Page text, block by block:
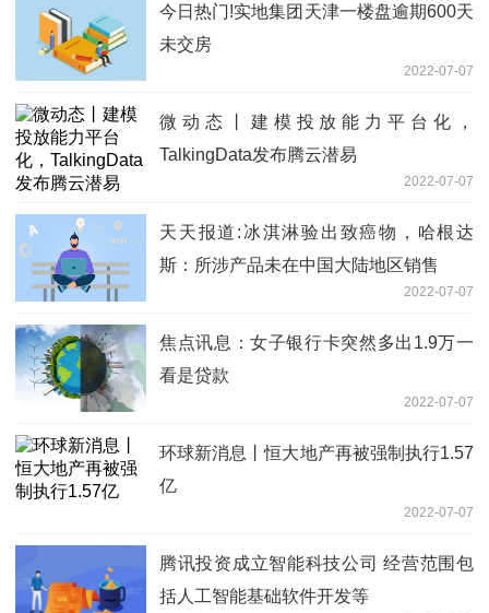
今日热门!实地集团天津一楼盘逾期600天
未交房
2022-07-07
微动态丨建模投放能力平台化，
TalkingData发布腾云潜易
2022-07-07
天天报道:​冰淇淋验出致癌物，哈根达
斯：所涉产品未在中国大陆地区销售
2022-07-07
焦点讯息：女子银行卡突然多出1.9万一
看是贷款
2022-07-07
环球新消息丨恒大地产再被强制执行1.57
亿
2022-07-07
腾讯投资成立智能科技公司 经营范围包
括人工智能基础软件开发等